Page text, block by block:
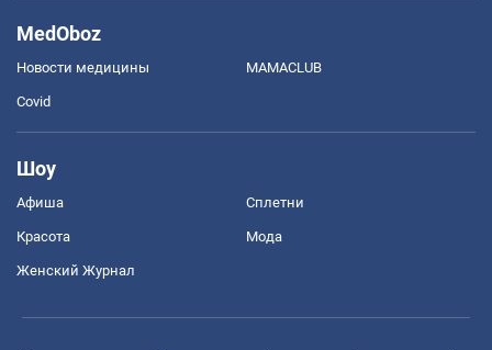
MedOboz
Новости медицины MAMACLUB
Covid
Шоу
Афиша Сплетни
Красота Мода
Женский Журнал